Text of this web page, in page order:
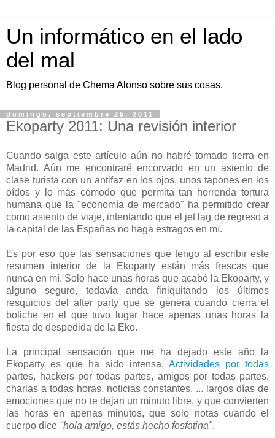
Un informático en el lado
del mal
Blog personal de Chema Alonso sobre sus cosas.
domingo, septiembre 25, 2011
Ekoparty 2011: Una revisión interior
Cuando salga este artículo aún no habré tomado tierra en
Madrid. Aún me encontraré encorvado en un asiento de
clase turista con un antifaz en los ojos, unos tapones en los
oídos y lo más cómodo que permita tan horrenda tortura
humana que la "economía de mercado" ha permitido crear
como asiento de viaje, intentando que el jet lag de regreso a
la capital de las Españas no haga estragos en mí.
Es por eso que las sensaciones que tengo al escribir este
resumen interior de la Ekoparty están más frescas que
nunca en mí. Solo hace unas horas que acabó la Ekoparty, y
alguno seguro, todavía anda finiquitando los últimos
resquicios del after party que se genera cuando cierra el
boliche en el que tuvo lugar hace apenas unas horas la
fiesta de despedida de la Eko.
La principal sensación que me ha dejado este año la
Ekoparty es que ha sido intensa. Actividades por todas
partes, hackers por todas partes, amigos por todas partes,
charlas a todas horas, noticias constantes, ... largos días de
emociones que no te dejan un minuto libre, y que convierten
las horas en apenas minutos, que solo notas cuando el
cuerpo dice "hola amigo, estás hecho fosfatina".